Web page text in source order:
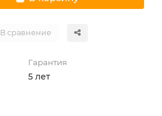
В сравнение
Гарантия
5 лет